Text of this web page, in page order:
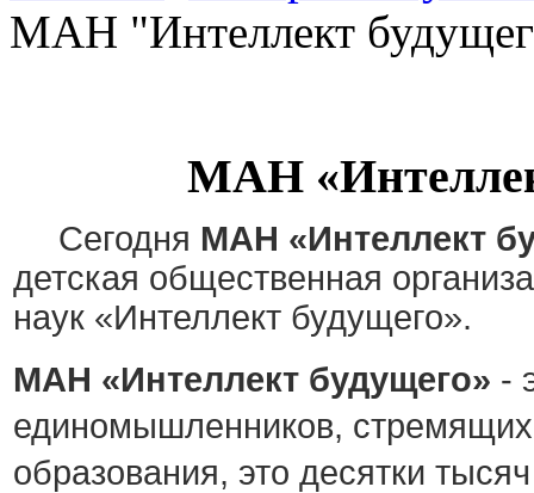
МАН "Интеллект
МАН
Сегодня МАН «Интеллект
детская общественная
наук «Интеллект будущего».
МАН «Интеллект будущего» -
единомышленников,
образования, это десятки